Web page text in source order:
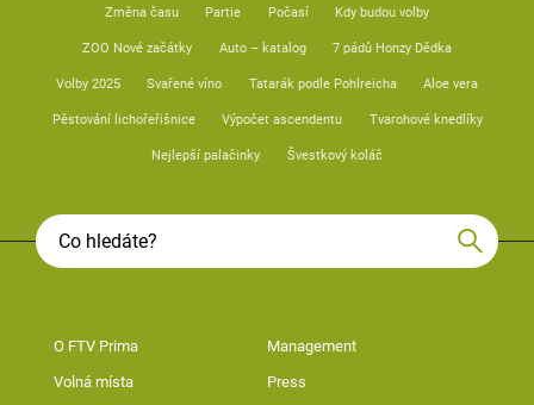
Změna času Partie Počasí Kdy budou volby
ZOO Nové začátky Auto – katalog 7 pádů Honzy Dědka
Volby 2025 Svařené víno Tatarák podle Pohlreicha Aloe vera
Pěstování lichořeřišnice Výpočet ascendentu Tvarohové knedlíky
Nejlepší palačinky Švestkový koláč
O FTV Prima Management
Volná místa Press